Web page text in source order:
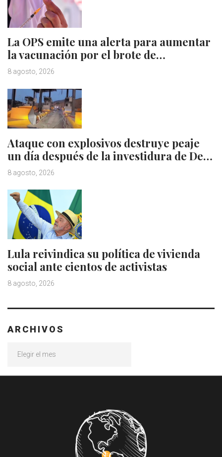
La OPS emite una alerta para aumentar
la vacunación por el brote de…
8 agosto, 2026
Ataque con explosivos destruye peaje
un día después de la investidura de De…
8 agosto, 2026
Lula reivindica su política de vivienda
social ante cientos de activistas
8 agosto, 2026
ARCHIVOS